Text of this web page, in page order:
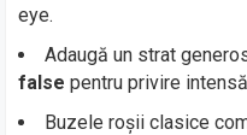
eye.
Adaugă un strat
false pentru privire
Buzele roșii clasice